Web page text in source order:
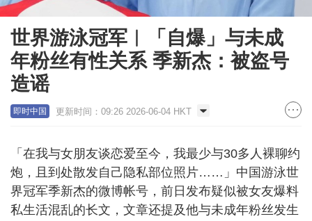
世界游泳冠军︱「自爆」与未成
年粉丝有性关系 季新杰：被盗号
造谣
即时中国 更新时间：09:26 2026-06-04 HKT
「在我与女朋友谈恋爱至今，我最少与30多人裸聊约
炮，且到处散发自己隐私部位照片……」中国游泳世
界冠军季新杰的微博帐号，前日发布疑似被女友爆料
私生活混乱的长文，文章还提及他与未成年粉丝发生